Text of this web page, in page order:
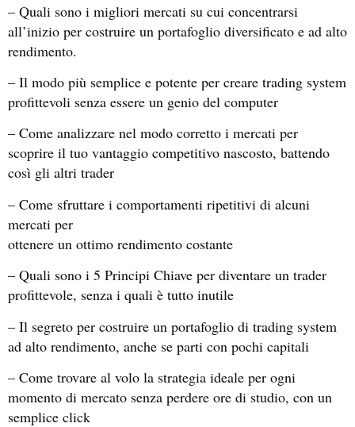
– Quali sono i migliori mercati su cui concentrarsi
all’inizio per costruire un portafoglio diversificato e ad alto
rendimento.
– Il modo più semplice e potente per creare trading system
profittevoli senza essere un genio del computer
– Come analizzare nel modo corretto i mercati per
scoprire il tuo vantaggio competitivo nascosto, battendo
così gli altri trader
– Come sfruttare i comportamenti ripetitivi di alcuni
mercati per
ottenere un ottimo rendimento costante
– Quali sono i 5 Principi Chiave per diventare un trader
profittevole, senza i quali è tutto inutile
– Il segreto per costruire un portafoglio di trading system
ad alto rendimento, anche se parti con pochi capitali
– Come trovare al volo la strategia ideale per ogni
momento di mercato senza perdere ore di studio, con un
semplice click